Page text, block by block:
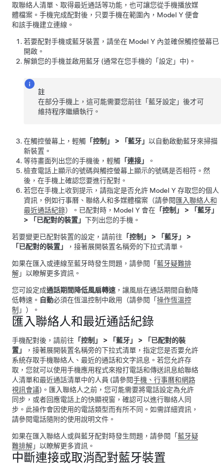
取聯絡人清單、取得最近通話等功能，也可讓您從手機播放媒
體檔案。手機完成配對後，只要手機在範圍內， Model Y 便會
和該手機建立連線。
若要配對手機或藍牙裝置，請坐在 Model Y 內並確保觸控螢幕已
開啟。
解鎖您的手機並啟用藍牙 (通常在您手機的「設定」中)。
註
在部分手機上，這可能需要您前往「藍牙設定」後才可
維持程序繼續執行。
在觸控螢幕上，輕觸 「控制」 > 「藍牙」 以自動啟動藍牙來掃描
新裝置。
等待畫面列出您的手機後，輕觸 「連接」
。
檢查電話上顯示的號碼與觸控螢幕上顯示的號碼是否相符。然
後，在手機上確認您要進行配對。
若您在手機上收到提示，請指定是否允許 Model Y 存取您的個人
資訊，例如行事曆、聯絡人和多媒體檔案（請參閱 匯入聯絡人和
最近通話紀錄）。已配對時， Model Y 會在 「控制」 >
「藍牙」
>
「已配對的裝置」 下列出您的手機。
若要變更已配對裝置的設定，請前往 「控制」 > 「藍牙」
>
「已配對的裝置」
，接著展開裝置名稱旁的下拉式清單。
如果在匯入或連線至藍牙時發生問題，請參閱「藍牙疑難排
解」以瞭解更多資訊。
您可設定成通話期間降低風扇轉速 ，讓風扇在通話期間自動降
低轉速。 自動必須在恆溫控制中啟用（請參閱「操作恆溫控
制 」）。
匯入聯絡人和最近通話紀錄
手機配對後，請前往 「控制」 > 「藍牙」 >
「已配對的裝
置」
，接著展開裝置名稱旁的下拉式清單，指定您是否要允許
系統存取手機聯絡人、最近的通話和文字訊息。若您允許存
取，您就可以使用手機應用程式來撥打電話和傳送訊息給聯絡
人清單和最近通話清單中的人員 (請參閱手機、行事曆和網路
視訊會議)。匯入聯絡人之前，您可能需要將電話設定為允許
同步，或者回應電話上的快顯視窗，確認可以進行聯絡人同
步。此操作會因使用的電話類型而有所不同。如需詳細資訊，
請參閱電話隨附的使用說明文件。
如果在匯入聯絡人或與藍牙配對時發生問題，請參閱「藍牙疑
難排解」以瞭解更多資訊。
中斷連接或取消配對藍牙裝置